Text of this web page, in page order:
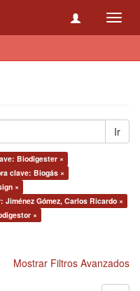
Ir
Biodigester ×
clave: Biogás ×
×
Jiménez Gómez, Carlos Ricardo ×
×
Mostrar Filtros Avanzados